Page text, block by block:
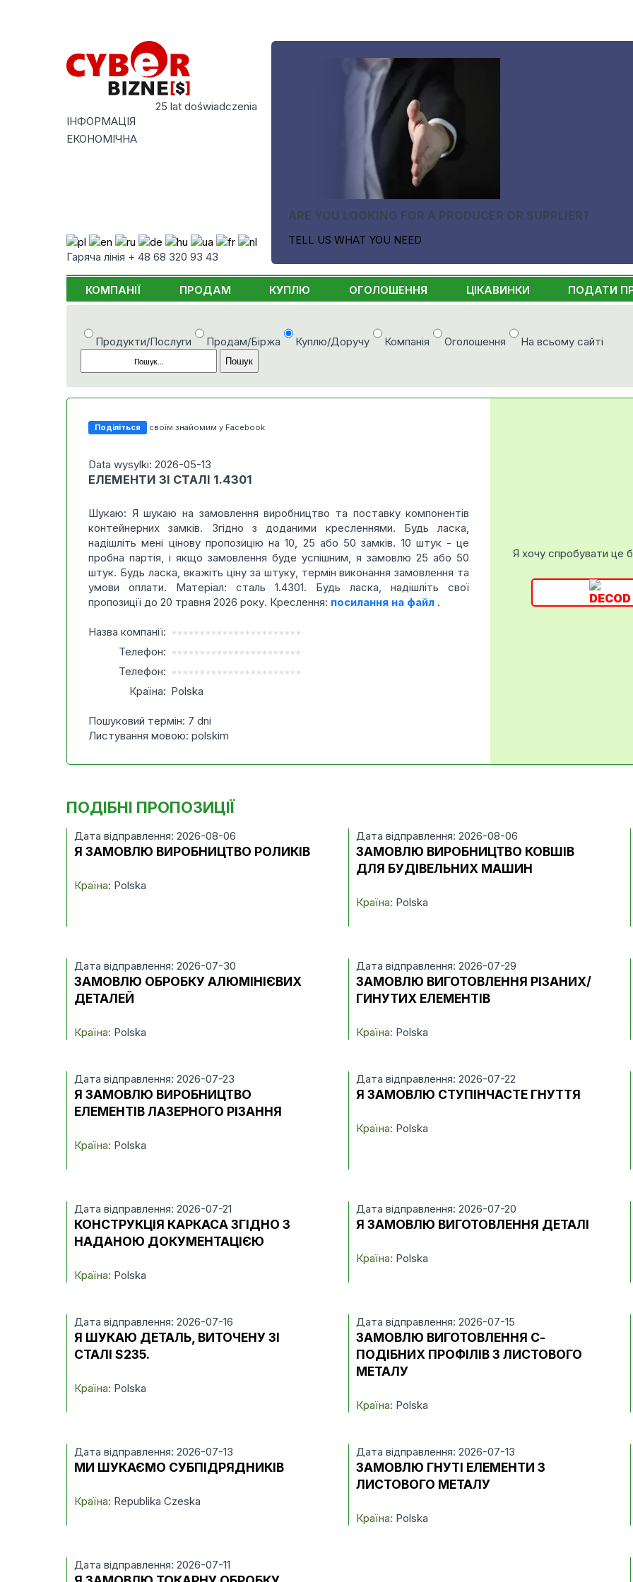
25 lat doświadczenia
ІНФОРМАЦІЯ
ЕКОНОМІЧНА
Гаряча лінія + 48 68 320 93 43
ARE YOU LOOKING FOR A PRODUCER OR SUPPLIER?
TELL US WHAT YOU NEED
КОМПАНІЇ ПРОДАМ КУПЛЮ ОГОЛОШЕННЯ ЦІКАВИНКИ ПОДАТИ
Продукти/Послуги Продам/Біржа Куплю/Доручу Компанія Оголошення На всьому сайті
Поділіться своїм знайомим у Facebook
Data wysylki: 2026-05-13
ЕЛЕМЕНТИ ЗІ СТАЛІ 1.4301
Шукаю: Я шукаю на замовлення виробництво та поставку компонентів
контейнерних замків. Згідно з доданими кресленнями. Будь ласка,
надішліть мені цінову пропозицію на 10, 25 або 50 замків. 10 штук - це
пробна партія, і якщо замовлення буде успішним, я замовлю 25 або 50
штук. Будь ласка, вкажіть ціну за штуку, термін виконання замовлення та
умови оплати. Матеріал: сталь 1.4301. Будь ласка, надішліть свої
пропозиції до 20 травня 2026 року. Креслення: посилання на файл .
Назва компанії: ***********************
Телефон: ***********************
Телефон: ***********************
Країна: Polska
Пошуковий термін: 7 dni
Листування мовою: polskim
Я хочу спробувати це
ПОДІБНІ ПРОПОЗИЦІЇ
Дата відправлення: 2026-08-06
Я ЗАМОВЛЮ ВИРОБНИЦТВО РОЛИКІВ
Країна: Polska
Дата відправлення: 2026-08-06
ЗАМОВЛЮ ВИРОБНИЦТВО КОВШІВ
ДЛЯ БУДІВЕЛЬНИХ МАШИН
Країна: Polska
Дата відправлення: 2026-07-30
ЗАМОВЛЮ ОБРОБКУ АЛЮМІНІЄВИХ
ДЕТАЛЕЙ
Країна: Polska
Дата відправлення: 2026-07-29
ЗАМОВЛЮ ВИГОТОВЛЕННЯ РІЗАНИХ/
ГИНУТИХ ЕЛЕМЕНТІВ
Країна: Polska
Дата відправлення: 2026-07-23
Я ЗАМОВЛЮ ВИРОБНИЦТВО
ЕЛЕМЕНТІВ ЛАЗЕРНОГО РІЗАННЯ
Країна: Polska
Дата відправлення: 2026-07-22
Я ЗАМОВЛЮ СТУПІНЧАСТЕ ГНУТТЯ
Країна: Polska
Дата відправлення: 2026-07-21
КОНСТРУКЦІЯ КАРКАСА ЗГІДНО З
НАДАНОЮ ДОКУМЕНТАЦІЄЮ
Країна: Polska
Дата відправлення: 2026-07-20
Я ЗАМОВЛЮ ВИГОТОВЛЕННЯ ДЕТАЛІ
Країна: Polska
Дата відправлення: 2026-07-16
Я ШУКАЮ ДЕТАЛЬ, ВИТОЧЕНУ ЗІ
СТАЛІ S235.
Країна: Polska
Дата відправлення: 2026-07-15
ЗАМОВЛЮ ВИГОТОВЛЕННЯ С-
ПОДІБНИХ ПРОФІЛІВ З ЛИСТОВОГО
МЕТАЛУ
Країна: Polska
Дата відправлення: 2026-07-13
МИ ШУКАЄМО СУБПІДРЯДНИКІВ
Країна: Republika Czeska
Дата відправлення: 2026-07-13
ЗАМОВЛЮ ГНУТІ ЕЛЕМЕНТИ З
ЛИСТОВОГО МЕТАЛУ
Країна: Polska
Дата відправлення: 2026-07-11